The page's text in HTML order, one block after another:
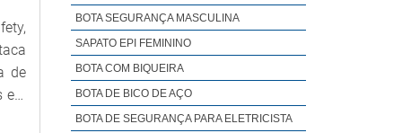
de
no
de
epi
BOTA SEGURANÇA MASCULINA
SAPATO EPI FEMININO
BOTA COM BIQUEIRA
BOTA DE BICO DE AÇO
BOTA DE SEGURANÇA PARA ELETRICISTA